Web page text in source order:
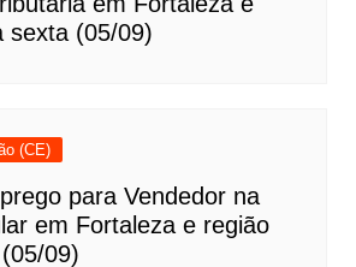
sexta (05/09)
(CE)
para Vendedor na
em Fortaleza e região
09)